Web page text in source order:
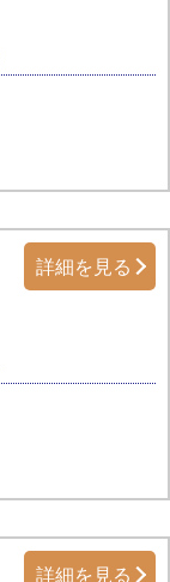
詳細を見る
詳細を見る